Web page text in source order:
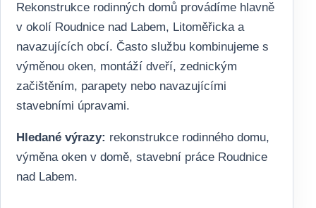
Rekonstrukce rodinných domů provádíme hlavně
v okolí Roudnice nad Labem, Litoměřicka a
navazujících obcí. Často službu kombinujeme s
výměnou oken, montáží dveří, zednickým
začištěním, parapety nebo navazujícími
stavebními úpravami.
Hledané výrazy: rekonstrukce rodinného domu,
výměna oken v domě, stavební práce Roudnice
nad Labem.